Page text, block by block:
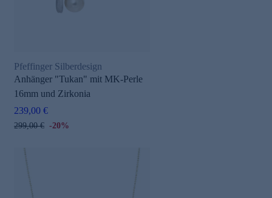
Pfeffinger Silberdesign
Anhänger "Tukan" mit MK-Perle
16mm und Zirkonia
239,00 €
299,00 € -20%